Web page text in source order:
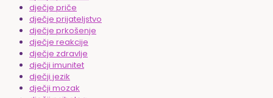
dječje priče
dječje prijateljstvo
dječje prkošenje
dječje reakcije
dječje zdravlje
dječji imunitet
dječji jezik
dječji mozak